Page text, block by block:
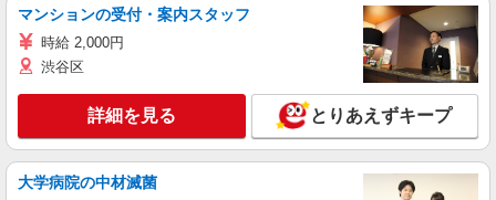
マンションの受付・案内スタッフ
時給 2,000円
渋谷区
詳細を見る とりあえずキープ
大学病院の中材滅菌